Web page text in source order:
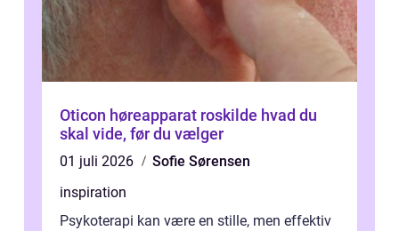
Oticon høreapparat roskilde hvad du
skal vide, før du vælger
01 juli 2026
Sofie Sørensen
inspiration
Psykoterapi kan være en stille, men effektiv